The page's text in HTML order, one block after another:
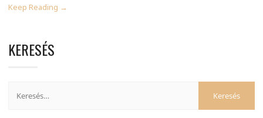
Keep Reading →
KERESÉS